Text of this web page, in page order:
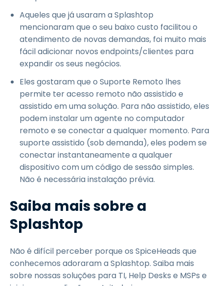
Aqueles que já usaram a Splashtop
mencionaram que o seu baixo custo facilitou o
atendimento de novas demandas, foi muito mais
fácil adicionar novos endpoints/clientes para
expandir os seus negócios.
Eles gostaram que o Suporte Remoto lhes
permite ter acesso remoto não assistido e
assistido em uma solução. Para não assistido, eles
podem instalar um agente no computador
remoto e se conectar a qualquer momento. Para
suporte assistido (sob demanda), eles podem se
conectar instantaneamente a qualquer
dispositivo com um código de sessão simples.
Não é necessária instalação prévia.
Saiba mais sobre a
Splashtop
Não é difícil perceber porque os SpiceHeads que
conhecemos adoraram a Splashtop. Saiba mais
sobre nossas soluções para TI, Help Desks e MSPs e